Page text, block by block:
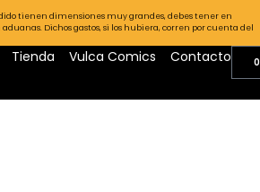
tienen dimensiones muy grandes, debes tener en
Dichos gastos, si los hubiera, corren por cuenta del
Tienda Vulca Comics Contacto